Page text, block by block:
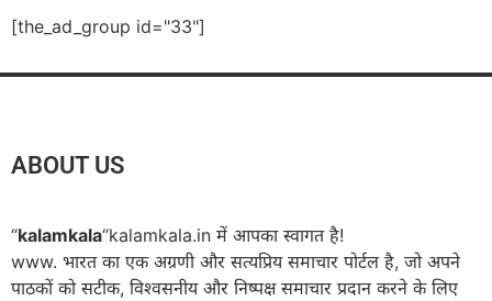
[the_ad_group id="33"]
ABOUT US
“kalamkala“kalamkala.in में आपका स्वागत है!
www. भारत का एक अग्रणी और सत्यप्रिय समाचार पोर्टल है, जो अपने
पाठकों को सटीक, विश्वसनीय और निष्पक्ष समाचार प्रदान करने के लिए